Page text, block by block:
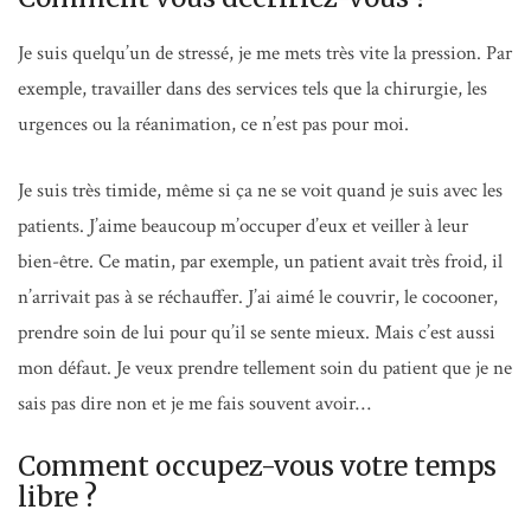
Je suis quelqu’un de stressé, je me mets très vite la pression. Par
exemple, travailler dans des services tels que la chirurgie, les
urgences ou la réanimation, ce n’est pas pour moi.
Je suis très timide, même si ça ne se voit quand je suis avec les
patients. J’aime beaucoup m’occuper d’eux et veiller à leur
bien-être. Ce matin, par exemple, un patient avait très froid, il
n’arrivait pas à se réchauffer. J’ai aimé le couvrir, le cocooner,
prendre soin de lui pour qu’il se sente mieux. Mais c’est aussi
mon défaut. Je veux prendre tellement soin du patient que je ne
sais pas dire non et je me fais souvent avoir…
Comment occupez-vous votre temps
libre ?